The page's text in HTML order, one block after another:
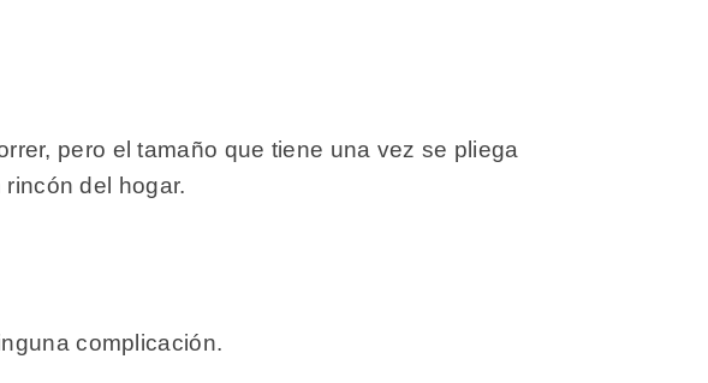
pero el tamaño que tiene una vez se pliega
del hogar.
complicación.